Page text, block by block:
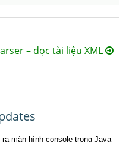
– đọc tài liệu XML
màn hình console trong Java